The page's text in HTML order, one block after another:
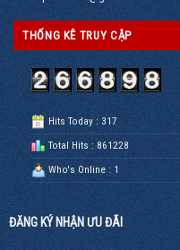
THỐNG KÊ TRUY CẬP
Hits Today : 317
Total Hits : 861228
Who's Online : 1
ĐĂNG KÝ NHẬN ƯU ĐÃI